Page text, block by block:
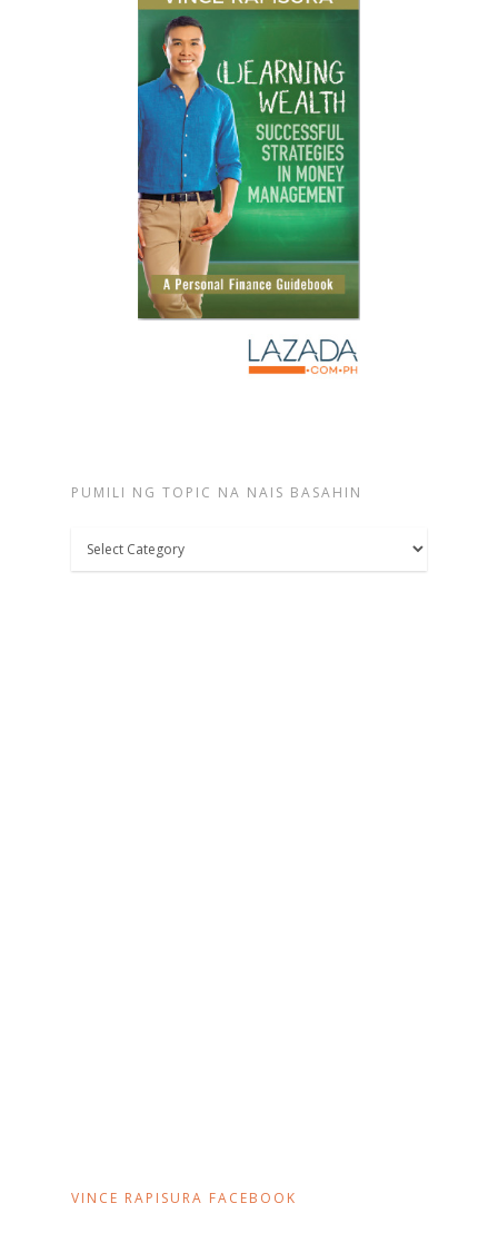
PUMILI NG TOPIC NA NAIS BASAHIN
Pumili
ng
VINCE RAPISURA FACEBOOK